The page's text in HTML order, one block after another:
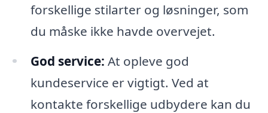
forskellige stilarter og løsninger, som
du måske ikke havde overvejet.
God service: At opleve god
kundeservice er vigtigt. Ved at
kontakte forskellige udbydere kan du